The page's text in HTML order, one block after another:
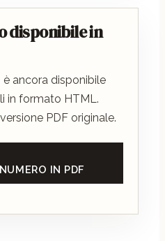
disponibile in
ancora disponibile
in formato HTML.
PDF originale.
IN PDF